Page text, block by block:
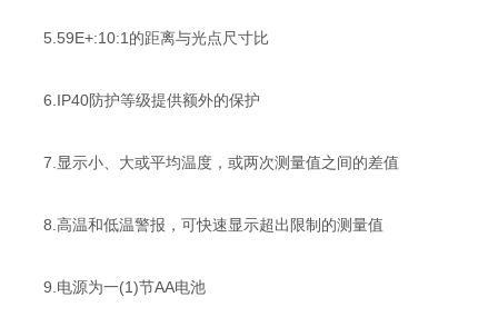
5.59E+:10:1的距离与光点尺寸比
6.IP40防护等级提供额外的保护
7.显示小、大或平均温度，或两次测量值之间的差值
8.高温和低温警报，可快速显示超出限制的测量值
9.电源为一(1)节AA电池